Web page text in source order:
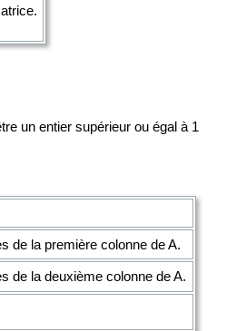
un entier supérieur ou égal à 1
de la première colonne de A.
de la deuxième colonne de A.